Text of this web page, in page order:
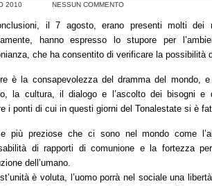
2010 NESSUN COMMENTO
il 7 agosto, erano presenti molti dei
hanno espresso lo stupore per
che ha consentito di verificare la possibilità
è la consapevolezza del dramma del mondo, e
la cultura, il dialogo e l’ascolto dei bisogni
i ponti di cui in questi giorni del Tonalestate si è
più preziose che ci sono nel mondo come
di rapporti di comunione e la fortezza
dell’umano.
è voluta, l’uomo porrà nel sociale una